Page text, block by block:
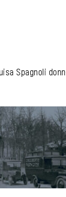
Spagnoli